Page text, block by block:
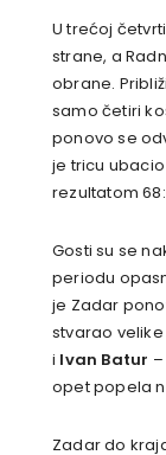
U trećoj
strane, a
obrane.
samo četiri
ponovo se
je tricu
rezultatom
Gosti su se
periodu
je Zadar
stvarao
i Ivan Batur
opet popela
Zadar do